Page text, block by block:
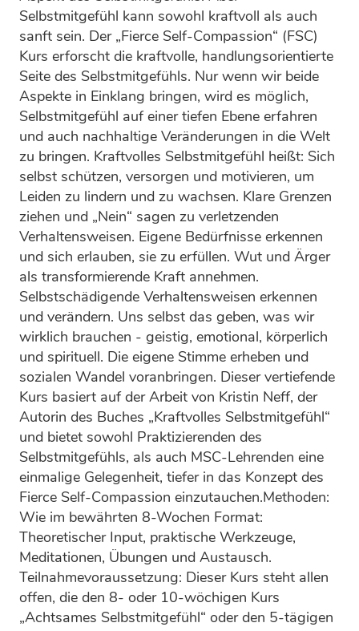
Selbstmitgefühl kann sowohl kraftvoll als auch
sanft sein. Der „Fierce Self-Compassion“ (FSC)
Kurs erforscht die kraftvolle, handlungsorientierte
Seite des Selbstmitgefühls. Nur wenn wir beide
Aspekte in Einklang bringen, wird es möglich,
Selbstmitgefühl auf einer tiefen Ebene erfahren
und auch nachhaltige Veränderungen in die Welt
zu bringen. Kraftvolles Selbstmitgefühl heißt: Sich
selbst schützen, versorgen und motivieren, um
Leiden zu lindern und zu wachsen. Klare Grenzen
ziehen und „Nein“ sagen zu verletzenden
Verhaltensweisen. Eigene Bedürfnisse erkennen
und sich erlauben, sie zu erfüllen. Wut und Ärger
als transformierende Kraft annehmen.
Selbstschädigende Verhaltensweisen erkennen
und verändern. Uns selbst das geben, was wir
wirklich brauchen - geistig, emotional, körperlich
und spirituell. Die eigene Stimme erheben und
sozialen Wandel voranbringen. Dieser vertiefende
Kurs basiert auf der Arbeit von Kristin Neff, der
Autorin des Buches „Kraftvolles Selbstmitgefühl“
und bietet sowohl Praktizierenden des
Selbstmitgefühls, als auch MSC-Lehrenden eine
einmalige Gelegenheit, tiefer in das Konzept des
Fierce Self-Compassion einzutauchen.​Methoden:
Wie im bewährten 8-Wochen Format:
Theoretischer Input, praktische Werkzeuge,
Meditationen, Übungen und Austausch.
Teilnahmevoraussetzung: Dieser Kurs steht allen
offen, die den 8- oder 10-wöchigen Kurs
„Achtsames Selbstmitgefühl“ oder den 5-tägigen